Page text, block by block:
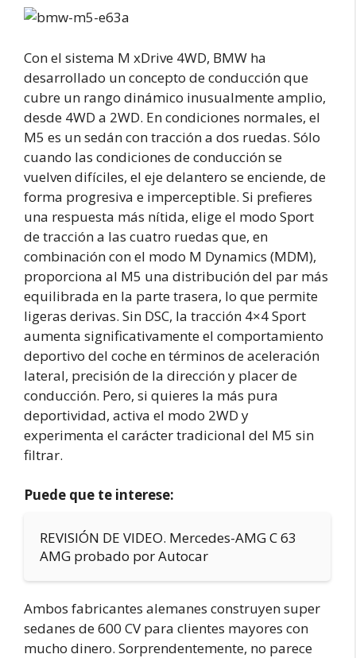
Con el sistema M xDrive 4WD, BMW ha
desarrollado un concepto de conducción que
cubre un rango dinámico inusualmente amplio,
desde 4WD a 2WD. En condiciones normales, el
M5 es un sedán con tracción a dos ruedas. Sólo
cuando las condiciones de conducción se
vuelven difíciles, el eje delantero se enciende, de
forma progresiva e imperceptible. Si prefieres
una respuesta más nítida, elige el modo Sport
de tracción a las cuatro ruedas que, en
combinación con el modo M Dynamics (MDM),
proporciona al M5 una distribución del par más
equilibrada en la parte trasera, lo que permite
ligeras derivas. Sin DSC, la tracción 4×4 Sport
aumenta significativamente el comportamiento
deportivo del coche en términos de aceleración
lateral, precisión de la dirección y placer de
conducción. Pero, si quieres la más pura
deportividad, activa el modo 2WD y
experimenta el carácter tradicional del M5 sin
filtrar.
Puede que te interese:
REVISIÓN DE VIDEO. Mercedes-AMG C 63
AMG probado por Autocar
Ambos fabricantes alemanes construyen super
sedanes de 600 CV para clientes mayores con
mucho dinero. Sorprendentemente, no parece